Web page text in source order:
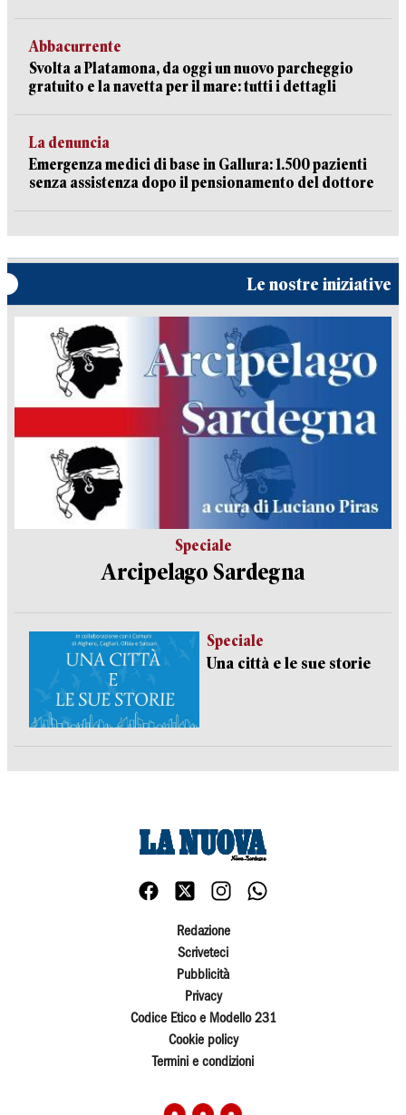
Abbacurrente
Svolta a Platamona, da oggi un nuovo parcheggio
gratuito e la navetta per il mare: tutti i dettagli
La denuncia
Emergenza medici di base in Gallura: 1.500 pazienti
senza assistenza dopo il pensionamento del dottore
Le nostre iniziative
Speciale
Arcipelago Sardegna
Speciale
Una città e le sue storie
Redazione
Scriveteci
Pubblicità
Privacy
Codice Etico e Modello 231
Cookie policy
Termini e condizioni